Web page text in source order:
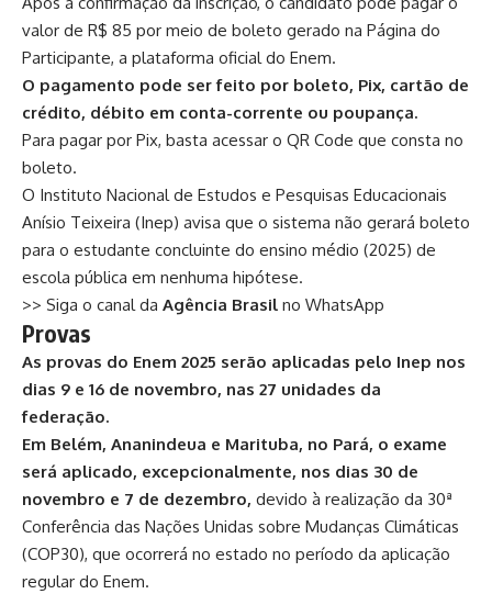
valor de R$ 85 por meio de boleto gerado na Página do
Participante, a plataforma oficial do Enem.
O pagamento pode ser feito por boleto, Pix, cartão de
crédito, débito em conta-corrente ou poupança.
Para pagar por Pix, basta acessar o QR Code que consta no
boleto.
O Instituto Nacional de Estudos e Pesquisas Educacionais
Anísio Teixeira (Inep) avisa que o sistema não gerará boleto
para o estudante concluinte do ensino médio (2025) de
escola pública em nenhuma hipótese.
>> Siga o canal da Agência Brasil no WhatsApp
Provas
As provas do Enem 2025 serão aplicadas pelo Inep nos
dias 9 e 16 de novembro, nas 27 unidades da
federação.
Em Belém, Ananindeua e Marituba, no Pará, o exame
será aplicado, excepcionalmente, nos dias 30 de
novembro e 7 de dezembro, devido à realização da 30ª
Conferência das Nações Unidas sobre Mudanças Climáticas
(COP30), que ocorrerá no estado no período da aplicação
regular do Enem.